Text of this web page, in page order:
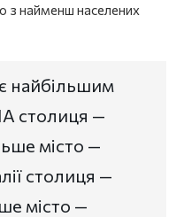
з найменш населених
найбільшим
столиця —
місто —
столиця —
місто —